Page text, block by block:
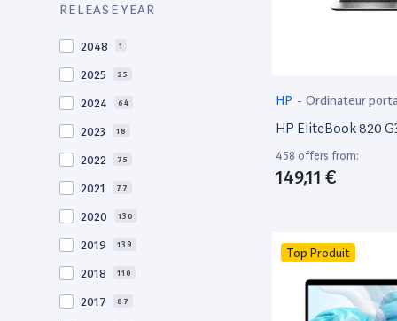
RELEASE YEAR
2048 1
2025 25
2024 64
2023 18
2022 75
2021 77
2020 130
2019 139
2018 110
2017 87
HP - Ordinateur
HP EliteBook 820
458 offers from:
149,11 €
Top Produit